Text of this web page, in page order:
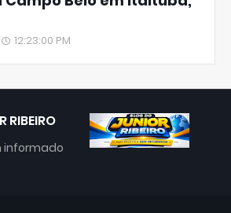
12:23:00 PM
RIBEIRO
informado